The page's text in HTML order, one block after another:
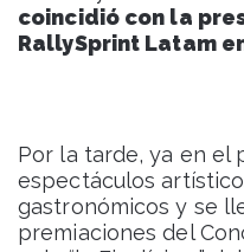
coincidió con la
RallySprint Latam
Por la tarde, ya en el
espectáculos
gastronómicos y se
premiaciones del